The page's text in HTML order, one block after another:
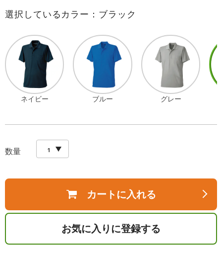
選択しているカラー：ブラック
ネイビー ブルー グレー
数量
カートに入れる
お気に入りに登録する